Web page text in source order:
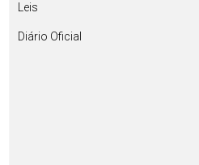
Leis
Diário Oficial